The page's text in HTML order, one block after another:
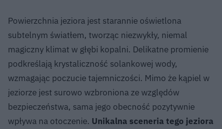
Powierzchnia jeziora jest starannie oświetlona
subtelnym światłem, tworząc niezwykły, niemal
magiczny klimat w głębi kopalni. Delikatne promienie
podkreślają krystaliczność solankowej wody,
wzmagając poczucie tajemniczości. Mimo że kąpiel w
jeziorze jest surowo wzbroniona ze względów
bezpieczeństwa, sama jego obecność pozytywnie
wpływa na otoczenie. Unikalna sceneria tego jeziora